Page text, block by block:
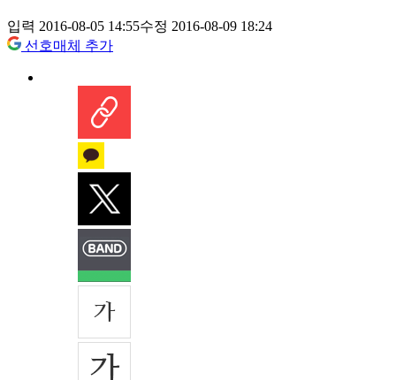
입력 2016-08-05 14:55수정 2016-08-09 18:24
선호매체 추가